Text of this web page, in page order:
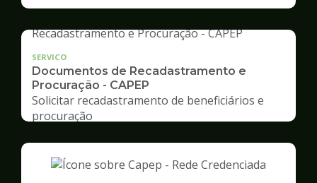
Capep
SERVICO
Documentos de Recadastramento e
Procuração - CAPEP
Solicitar recadastramento de beneficiários e
procuração